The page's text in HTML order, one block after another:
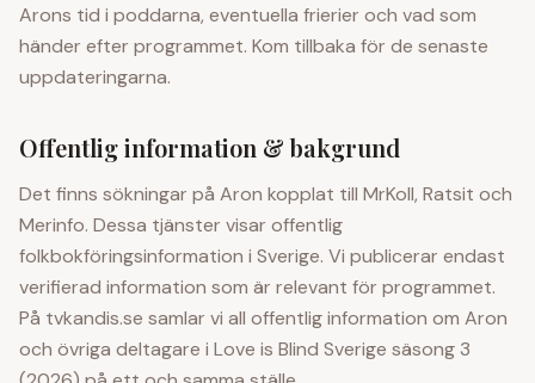
Arons tid i poddarna, eventuella frierier och vad som
händer efter programmet. Kom tillbaka för de senaste
uppdateringarna.
Offentlig information & bakgrund
Det finns sökningar på Aron kopplat till MrKoll, Ratsit och
Merinfo. Dessa tjänster visar offentlig
folkbokföringsinformation i Sverige. Vi publicerar endast
verifierad information som är relevant för programmet.
På tvkandis.se samlar vi all offentlig information om Aron
och övriga deltagare i Love is Blind Sverige säsong 3